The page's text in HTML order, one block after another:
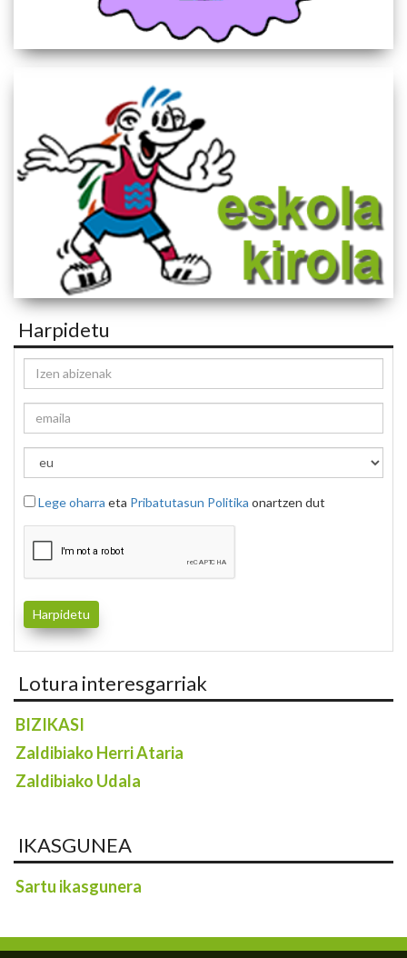
Harpidetu
Lege oharra eta Pribatutasun Politika onartzen dut
Lotura interesgarriak
BIZIKASI
Zaldibiako Herri Ataria
Zaldibiako Udala
IKASGUNEA
Sartu ikasgunera